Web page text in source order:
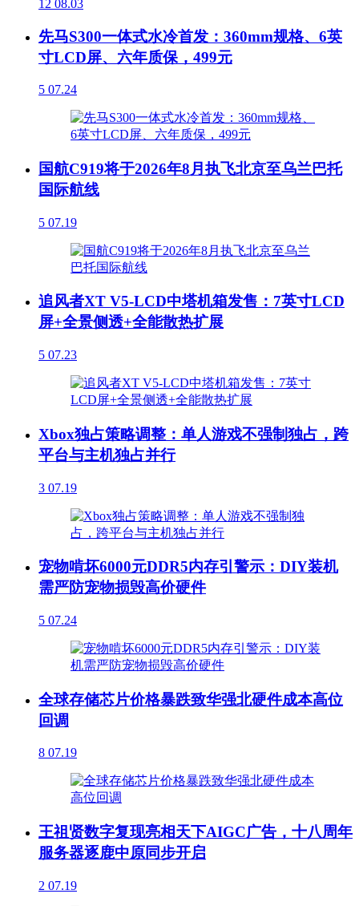
12 08.03
先马S300一体式水冷首发：360mm规格、6英
寸LCD屏、六年质保，499元
5 07.24
国航C919将于2026年8月执飞北京至乌兰巴托
国际航线
5 07.19
追风者XT V5-LCD中塔机箱发售：7英寸LCD
屏+全景侧透+全能散热扩展
5 07.23
Xbox独占策略调整：单人游戏不强制独占，跨
平台与主机独占并行
3 07.19
宠物啃坏6000元DDR5内存引警示：DIY装机
需严防宠物损毁高价硬件
5 07.24
全球存储芯片价格暴跌致华强北硬件成本高位
回调
8 07.19
王祖贤数字复现亮相天下AIGC广告，十八周年
服务器逐鹿中原同步开启
2 07.19